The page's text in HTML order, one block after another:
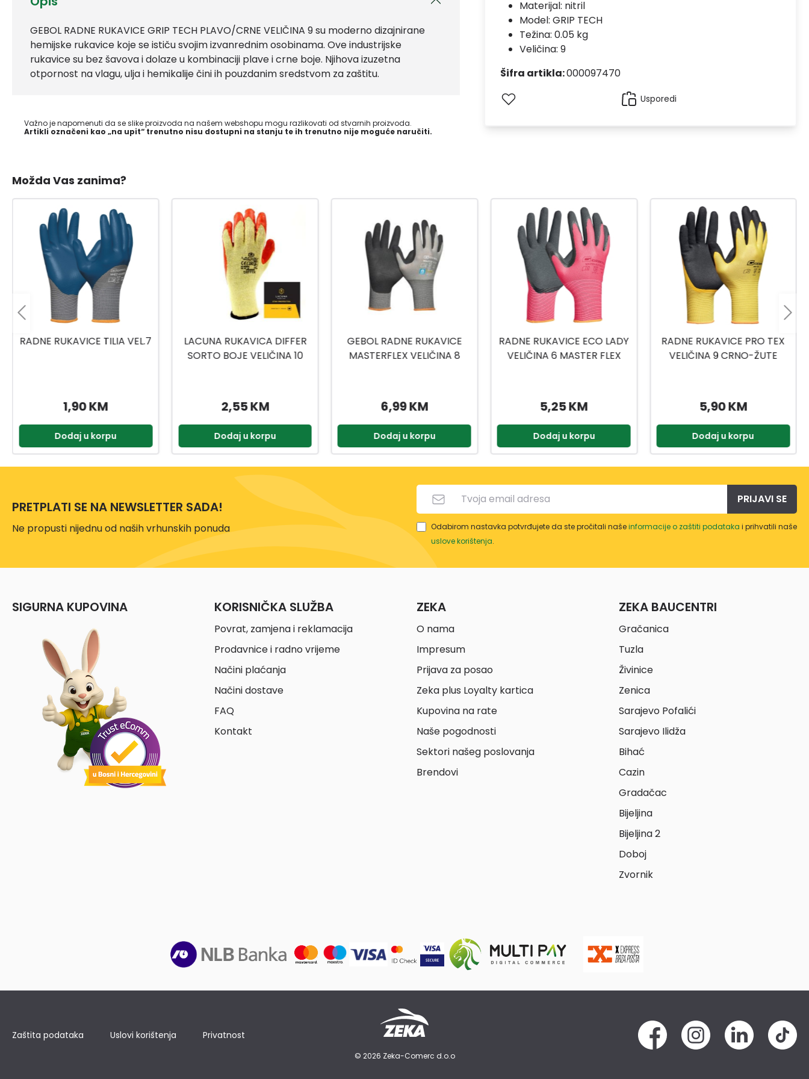
GEBOL RADNE RUKAVICE GRIP TECH PLAVO/CRNE VELIČINA 9 su moderno dizajnirane
hemijske rukavice koje se ističu svojim izvanrednim osobinama. Ove industrijske
rukavice su bez šavova i dolaze u kombinaciji plave i crne boje. Njihova izuzetna
otpornost na vlagu, ulja i hemikalije čini ih pouzdanim sredstvom za zaštitu.
Važno je napomenuti da se slike proizvoda na našem webshopu mogu razlikovati od stvarnih proizvoda.
Artikli označeni kao „na upit“ trenutno nisu dostupni na stanju te ih trenutno nije moguće naručiti.
Materijal: nitril
Model: GRIP TECH
Težina: 0.05 kg
Veličina: 9
Šifra artikla:000097470
Usporedi
Možda Vas zanima?
LACUNA RUKAVICA DIFFER
2,55 KM
Dodaj u korpu
GEBOL RADNE RUKAVICE
MASTERFLEX VELIČINA 8
6,99 KM
Dodaj u korpu
RADNE RUKAVICE ECO LADY
VELIČINA 6 MASTER FLEX
5,25 KM
Dodaj u korpu
RADNE RUKAVICE PRO TEX
VELIČINA 9 CRNO-ŽUTE
5,90 KM
Dodaj u korpu
RUKAVICE TOP FLEX VEL.8
5,99 KM
Dodaj u korpu
PRETPLATI SE NA NEWSLETTER SADA!
Ne propusti nijednu od naših vrhunskih ponuda
PRIJAVI SE
Odabirom nastavka potvrđujete da ste pročitali našeinformacije o zaštiti podataka i prihvatili naše
uslove korištenja.
SIGURNA KUPOVINA KORISNIČKA SLUŽBA
Povrat, zamjena i reklamacija
Prodavnice i radno vrijeme
Načini plaćanja
Načini dostave
FAQ
Kontakt
ZEKA
O nama
Impresum
Prijava za posao
Zeka plus Loyalty kartica
Kupovina na rate
Naše pogodnosti
Sektori našeg poslovanja
Brendovi
ZEKA BAUCENTRI
Gračanica
Tuzla
Živinice
Zenica
Sarajevo Pofalići
Sarajevo Ilidža
Bihać
Cazin
Gradačac
Bijeljina
Bijeljina 2
Doboj
Zvornik
Zaštita podataka Uslovi korištenja Privatnost
© 2026 Zeka-Comerc d.o.o